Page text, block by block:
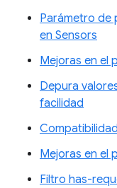
Parámetro de
en Sensors
Mejoras en el
Depura
facilidad
Mejoras en el
Filtro has-